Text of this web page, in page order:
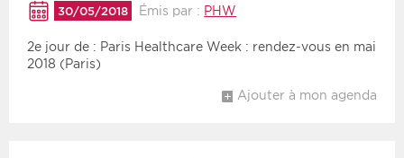
Recherche par mots clés
30/05/2018 Émis par : PHW
2e jour de : Paris Healthcare Week : rendez-vous en mai
2018 (Paris)
Ajouter à mon agenda